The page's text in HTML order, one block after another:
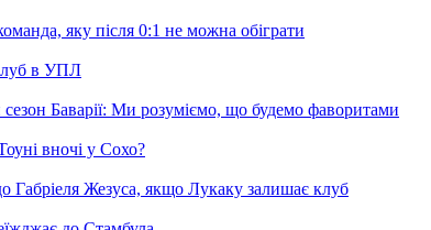
ідеї: чутки про фінал
яку після 0:1 не можна обіграти
в УПЛ
Баварії: Ми розуміємо, що будемо фаворитами
вночі у Сохо?
Габріеля Жезуса, якщо Лукаку залишає клуб